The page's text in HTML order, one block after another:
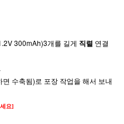
300mAh)3개를 길게 직렬 연결
수축됨)로 포장 작업을 해서 보내
요]